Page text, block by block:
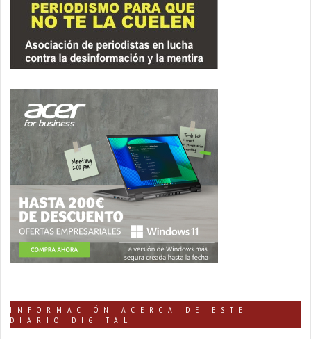
INFORMACIÓN ACERCA DE ESTE
DIARIO DIGITAL